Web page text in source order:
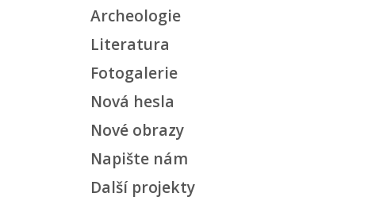
Archeologie
Literatura
Fotogalerie
Nová hesla
Nové obrazy
Napište nám
Další projekty